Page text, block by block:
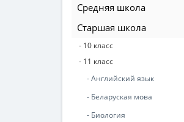
Средняя школа
Старшая школа
- 10 класс
- 11 класс
- Английский язык
- Беларуская мова
- Биология